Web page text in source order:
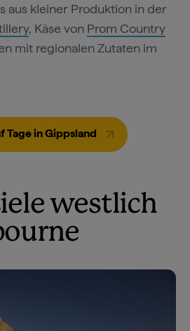
aus kleiner Produktion in der
, Käse von Prom Country
mit regionalen Zutaten im
Tage in Gippsland
westlich